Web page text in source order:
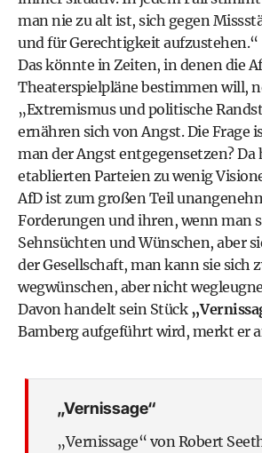
man nie zu alt ist, sich gegen
und für Gerechtigkeit aufzustehen.“
Das könnte in Zeiten, in denen die
Theaterspielpläne bestimmen will,
„Extremismus und politische
ernähren sich von Angst. Die Frage
man der Angst entgegensetzen? Da
etablierten Parteien zu wenig
AfD ist zum großen Teil
Forderungen und ihren, wenn man
Sehnsüchten und Wünschen, aber
der Gesellschaft, man kann sie sich
wegwünschen, aber nicht
Davon handelt sein Stück
Bamberg aufgeführt wird, merkt er
„Vernissage“
„Vernissage“ von Robert